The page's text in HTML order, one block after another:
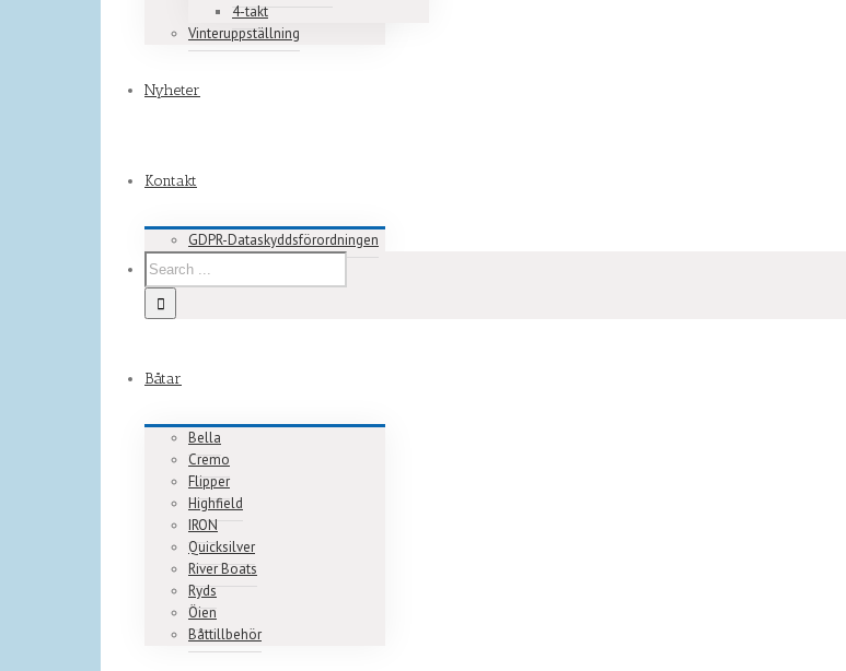
4-takt
Vinteruppställning
Nyheter
Kontakt
GDPR-Dataskyddsförordningen
Båtar
Bella
Cremo
Flipper
Highfield
IRON
Quicksilver
River Boats
Ryds
Öien
Båttillbehör